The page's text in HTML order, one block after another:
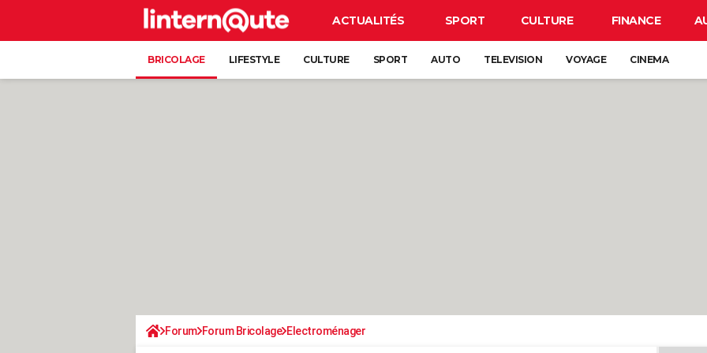
ACTUALITÉS SPORT CULTURE FINANCE
BRICOLAGE LIFESTYLE CULTURE SPORT AUTO TELEVISION VOYAGE CINEMA
Forum Forum Bricolage Electroménager